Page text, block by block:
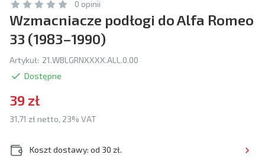
0 opinii
Wzmacniacze podłogi do Alfa Romeo
33 (1983–1990)
Artykuł: 21.WBLGRNXXXX.ALL.0.00
Dostępne
39 zł
31,71 zł netto, 23% VAT
Koszt dostawy: od 30 zł.